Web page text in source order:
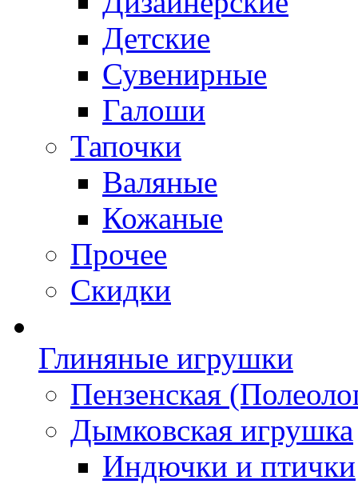
Детские
Сувенирные
Галоши
Тапочки
Валяные
Кожаные
Прочее
Скидки
Глиняные игрушки
Пензенская
Дымковская игрушка
Индючки и птички